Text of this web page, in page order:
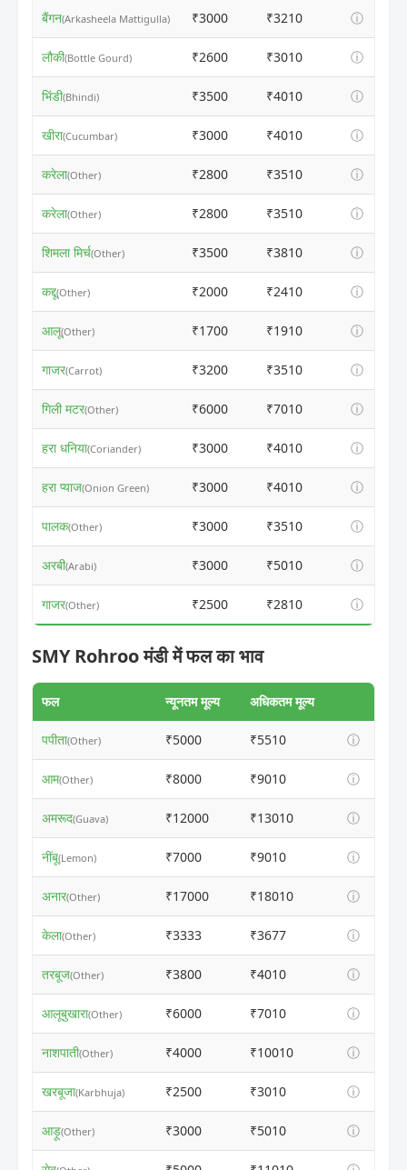
बैंगन(Arkasheela Mattigulla) ₹3000 ₹3210 ⓘ
लौकी(Bottle Gourd) ₹2600 ₹3010 ⓘ
भिंडी(Bhindi) ₹3500 ₹4010 ⓘ
खीरा(Cucumbar) ₹3000 ₹4010 ⓘ
करेला(Other) ₹2800 ₹3510 ⓘ
करेला(Other) ₹2800 ₹3510 ⓘ
शिमला मिर्च(Other) ₹3500 ₹3810 ⓘ
कद्दू(Other) ₹2000 ₹2410 ⓘ
आलू(Other) ₹1700 ₹1910 ⓘ
गाजर(Carrot) ₹3200 ₹3510 ⓘ
गिली मटर(Other) ₹6000 ₹7010 ⓘ
हरा धनिया(Coriander) ₹3000 ₹4010 ⓘ
हरा प्याज(Onion Green) ₹3000 ₹4010 ⓘ
पालक(Other) ₹3000 ₹3510 ⓘ
अरबी(Arabi) ₹3000 ₹5010 ⓘ
गाजर(Other) ₹2500 ₹2810 ⓘ
SMY Rohroo मंडी में फल का भाव
फल न्यूनतम मूल्य अधिकतम मूल्य
पपीता(Other) ₹5000 ₹5510 ⓘ
आम(Other) ₹8000 ₹9010 ⓘ
अमरूद(Guava) ₹12000 ₹13010 ⓘ
नींबू(Lemon) ₹7000 ₹9010 ⓘ
अनार(Other) ₹17000 ₹18010 ⓘ
केला(Other) ₹3333 ₹3677 ⓘ
तरबूज(Other) ₹3800 ₹4010 ⓘ
आलूबुखारा(Other) ₹6000 ₹7010 ⓘ
नाशपाती(Other) ₹4000 ₹10010 ⓘ
खरबूजा(Karbhuja) ₹2500 ₹3010 ⓘ
आड़ू(Other) ₹3000 ₹5010 ⓘ